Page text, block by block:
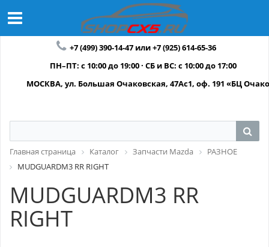
+7 (499) 390-14-47 или +7 (925) 614-65-36
ПН–ПТ: с 10:00 до 19:00 · СБ и ВС: с 10:00 до 17:00
МОСКВА, ул. Большая Очаковская, 47Ас1, оф. 191 «БЦ
Главная страница Каталог Запчасти Mazda
РАЗНОЕ
MUDGUARDM3 RR RIGHT
MUDGUARDM3 RR
RIGHT